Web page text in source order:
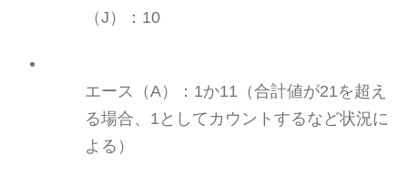
（J ）：10
エース（A）：1か11 （合計値が21を超え
る場合、1としてカウントするなど状況に
よる）